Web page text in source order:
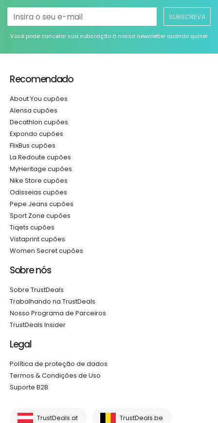
SUBSCREVA
Você pode cancelar sua subscrição à nossa newsletter quando quiser
Recomendado
About You cupões
Alensa cupões
Decathlon cupões
Expondo cupões
FlixBus cupões
La Redoute cupões
MyHeritage cupões
Nike Store cupões
Odisseias cupões
Pepe Jeans cupões
Sport Zone cupões
Tiqets cupões
Vistaprint cupões
Women Secret cupões
Sobre nós
Sobre TrustDeals
Trabalhando na TrustDeals
Nosso Programa de Parceiros
TrustDeals Insider
Legal
Política de proteção de dados
Termos & Condições de Uso
Suporte B2B
TrustDeals.at TrustDeals.be